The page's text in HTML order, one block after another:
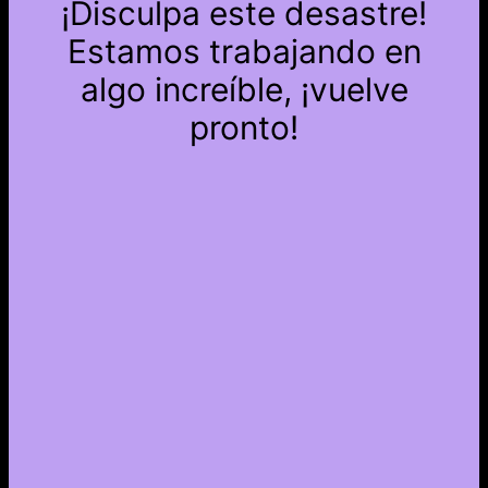
¡Disculpa este desastre!
Estamos trabajando en
algo increíble, ¡vuelve
pronto!